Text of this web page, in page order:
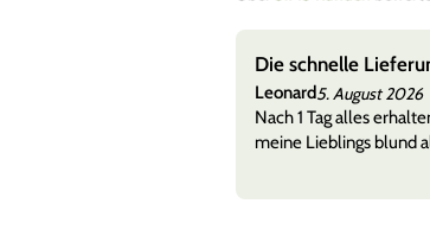
Die schnelle
Leonard5. August 2026
Nach 1 Tag alles
meine Lieblings blund